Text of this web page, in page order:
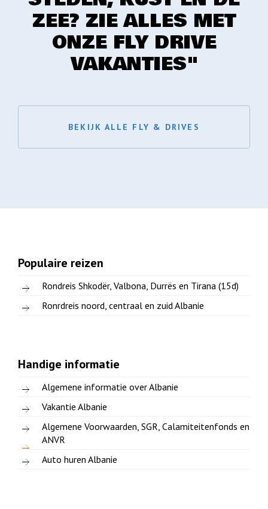
ZEE? ZIE ALLES MET
ONZE FLY DRIVE
VAKANTIES"
BEKIJK ALLE FLY & DRIVES
Populaire reizen
Rondreis Shkodër, Valbona, Durrës en Tirana (15d)
Ronrdreis noord, centraal en zuid Albanie
Handige informatie
Algemene informatie over Albanie
Vakantie Albanie
Algemene Voorwaarden, SGR, Calamiteitenfonds en
ANVR
Auto huren Albanie